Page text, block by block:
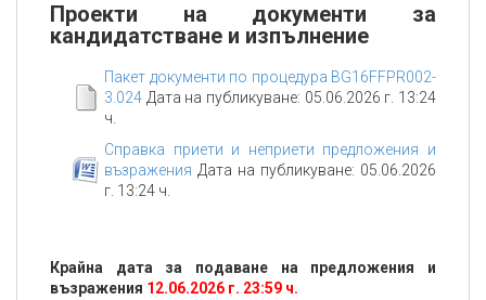
Проекти на документи за
кандидатстване и изпълнение
Пакет документи по процедура BG16FFPR002-
3.024 Дата на публикуване: 05.06.2026 г. 13:24
ч.
Справка приети и неприети предложения и
възражения Дата на публикуване: 05.06.2026
г. 13:24 ч.
Крайна дата за подаване на предложения и
възражения 12.06.2026 г. 23:59 ч.